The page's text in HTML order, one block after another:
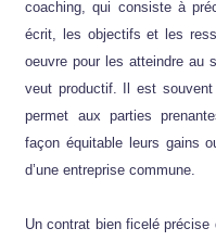
coaching, qui consiste à
écrit, les objectifs et les
oeuvre pour les atteindre au
veut productif. Il est souvent
permet aux parties
façon équitable leurs gains
d’une entreprise commune.
Un contrat bien ficelé